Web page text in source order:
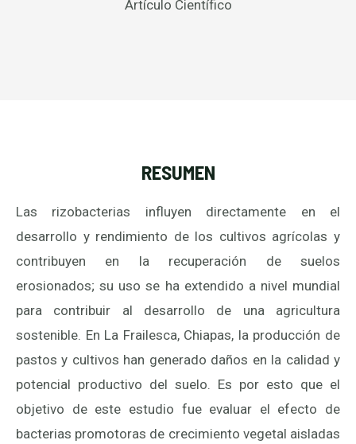
Artículo Científico
RESUMEN
Las rizobacterias influyen directamente en el
desarrollo y rendimiento de los cultivos agrícolas y
contribuyen en la recuperación de suelos
erosionados; su uso se ha extendido a nivel mundial
para contribuir al desarrollo de una agricultura
sostenible. En La Frailesca, Chiapas, la producción de
pastos y cultivos han generado daños en la calidad y
potencial productivo del suelo. Es por esto que el
objetivo de este estudio fue evaluar el efecto de
bacterias promotoras de crecimiento vegetal aisladas